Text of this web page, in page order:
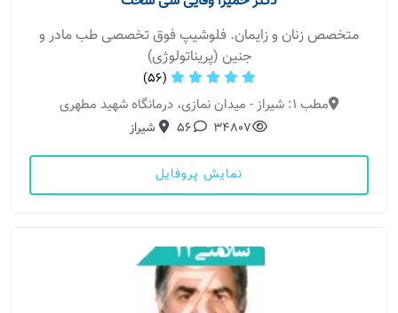
متخصص زنان و زایمان. فلوشیپ فوق تخصصی طب مادر و
جنین (پریناتولوژی)
(56)
مطب 1: شیراز - میدان نمازی، درمانگاه شهید مطهری
34807
56 شیراز
نمایش پروفایل